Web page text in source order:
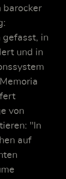
barocker
gefasst, in
und in
von
"In
auf